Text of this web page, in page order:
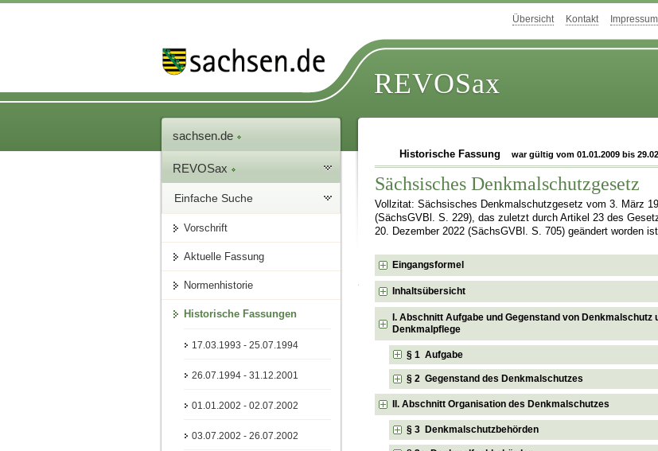
Übersicht Kontakt Impressum
REVOSax
sachsen.de
REVOSax
Einfache Suche
Vorschrift
Aktuelle Fassung
Normenhistorie
Historische Fassungen
17.03.1993 - 25.07.1994
26.07.1994 - 31.12.2001
01.01.2002 - 02.07.2002
03.07.2002 - 26.07.2002
Historische Fassung war gültig vom 01.01.2009 bis
Sächsisches Denkmalschutzgesetz
Vollzitat: Sächsisches Denkmalschutzgesetz vom 3. März
(SächsGVBl. S. 229), das zuletzt durch Artikel 23 des
20. Dezember 2022 (SächsGVBl. S. 705) geändert worden ist
Eingangsformel
Inhaltsübersicht
I. Abschnitt Aufgabe und Gegenstand von Denkmalschutz
Denkmalpflege
§ 1 Aufgabe
§ 2 Gegenstand des Denkmalschutzes
II. Abschnitt Organisation des Denkmalschutzes
§ 3 Denkmalschutzbehörden